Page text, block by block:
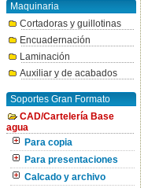
Maquinaria
Cortadoras y guillotinas
Encuadernación
Laminación
Auxiliar y de acabados
Soportes Gran Formato
CAD/Cartelería Base
agua
Para copia
Para presentaciones
Calcado y archivo